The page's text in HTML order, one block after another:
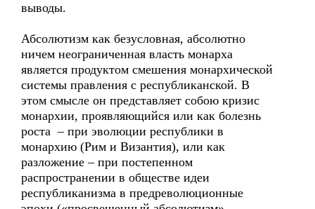
выводы.
Абсолютизм как безусловная, абсолютно
ничем неограниченная власть монарха
является продуктом смешения монархической
системы правления с республиканской. В
этом смысле он представляет собою кризис
монархии, проявляющийся или как болезнь
роста – при эволюции республики в
монархию (Рим и Византия), или как
разложение – при постепенном
распространении в обществе идеи
республиканизма в предреволюционные